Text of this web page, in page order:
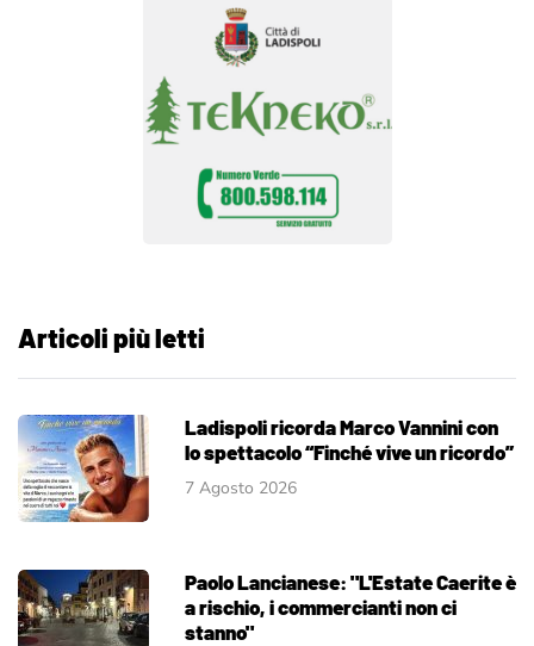
Articoli più letti
Ladispoli ricorda Marco Vannini con
lo spettacolo “Finché vive un ricordo”
7 Agosto 2026
Paolo Lancianese: "L'Estate Caerite è
a rischio, i commercianti non ci
stanno"